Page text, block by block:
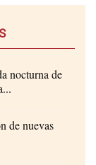
nocturna de
de nuevas